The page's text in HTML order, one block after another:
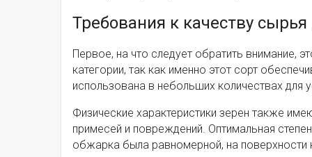
Требования к качеству
Первое, на что следует обратить внимание,
категории, так как именно этот сорт
использована в небольших количествах для
Физические характеристики зерен также
примесей и повреждений. Оптимальная
обжарка была равномерной, на